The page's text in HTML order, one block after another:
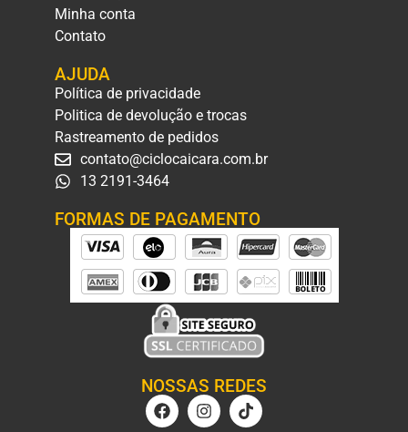
Minha conta
Contato
AJUDA
Política de privacidade
Politica de devolução e trocas
Rastreamento de pedidos
contato@ciclocaicara.com.br
13 2191-3464
FORMAS DE PAGAMENTO
NOSSAS REDES